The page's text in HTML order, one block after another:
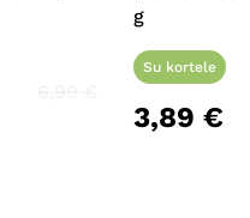
g
Su kortele
3,89 €